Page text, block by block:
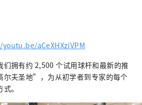
aCeXHXziVPM
们拥有约 2,500 个试用球杆和最新的推
夫圣地”，为从初学者到专家的每个
。